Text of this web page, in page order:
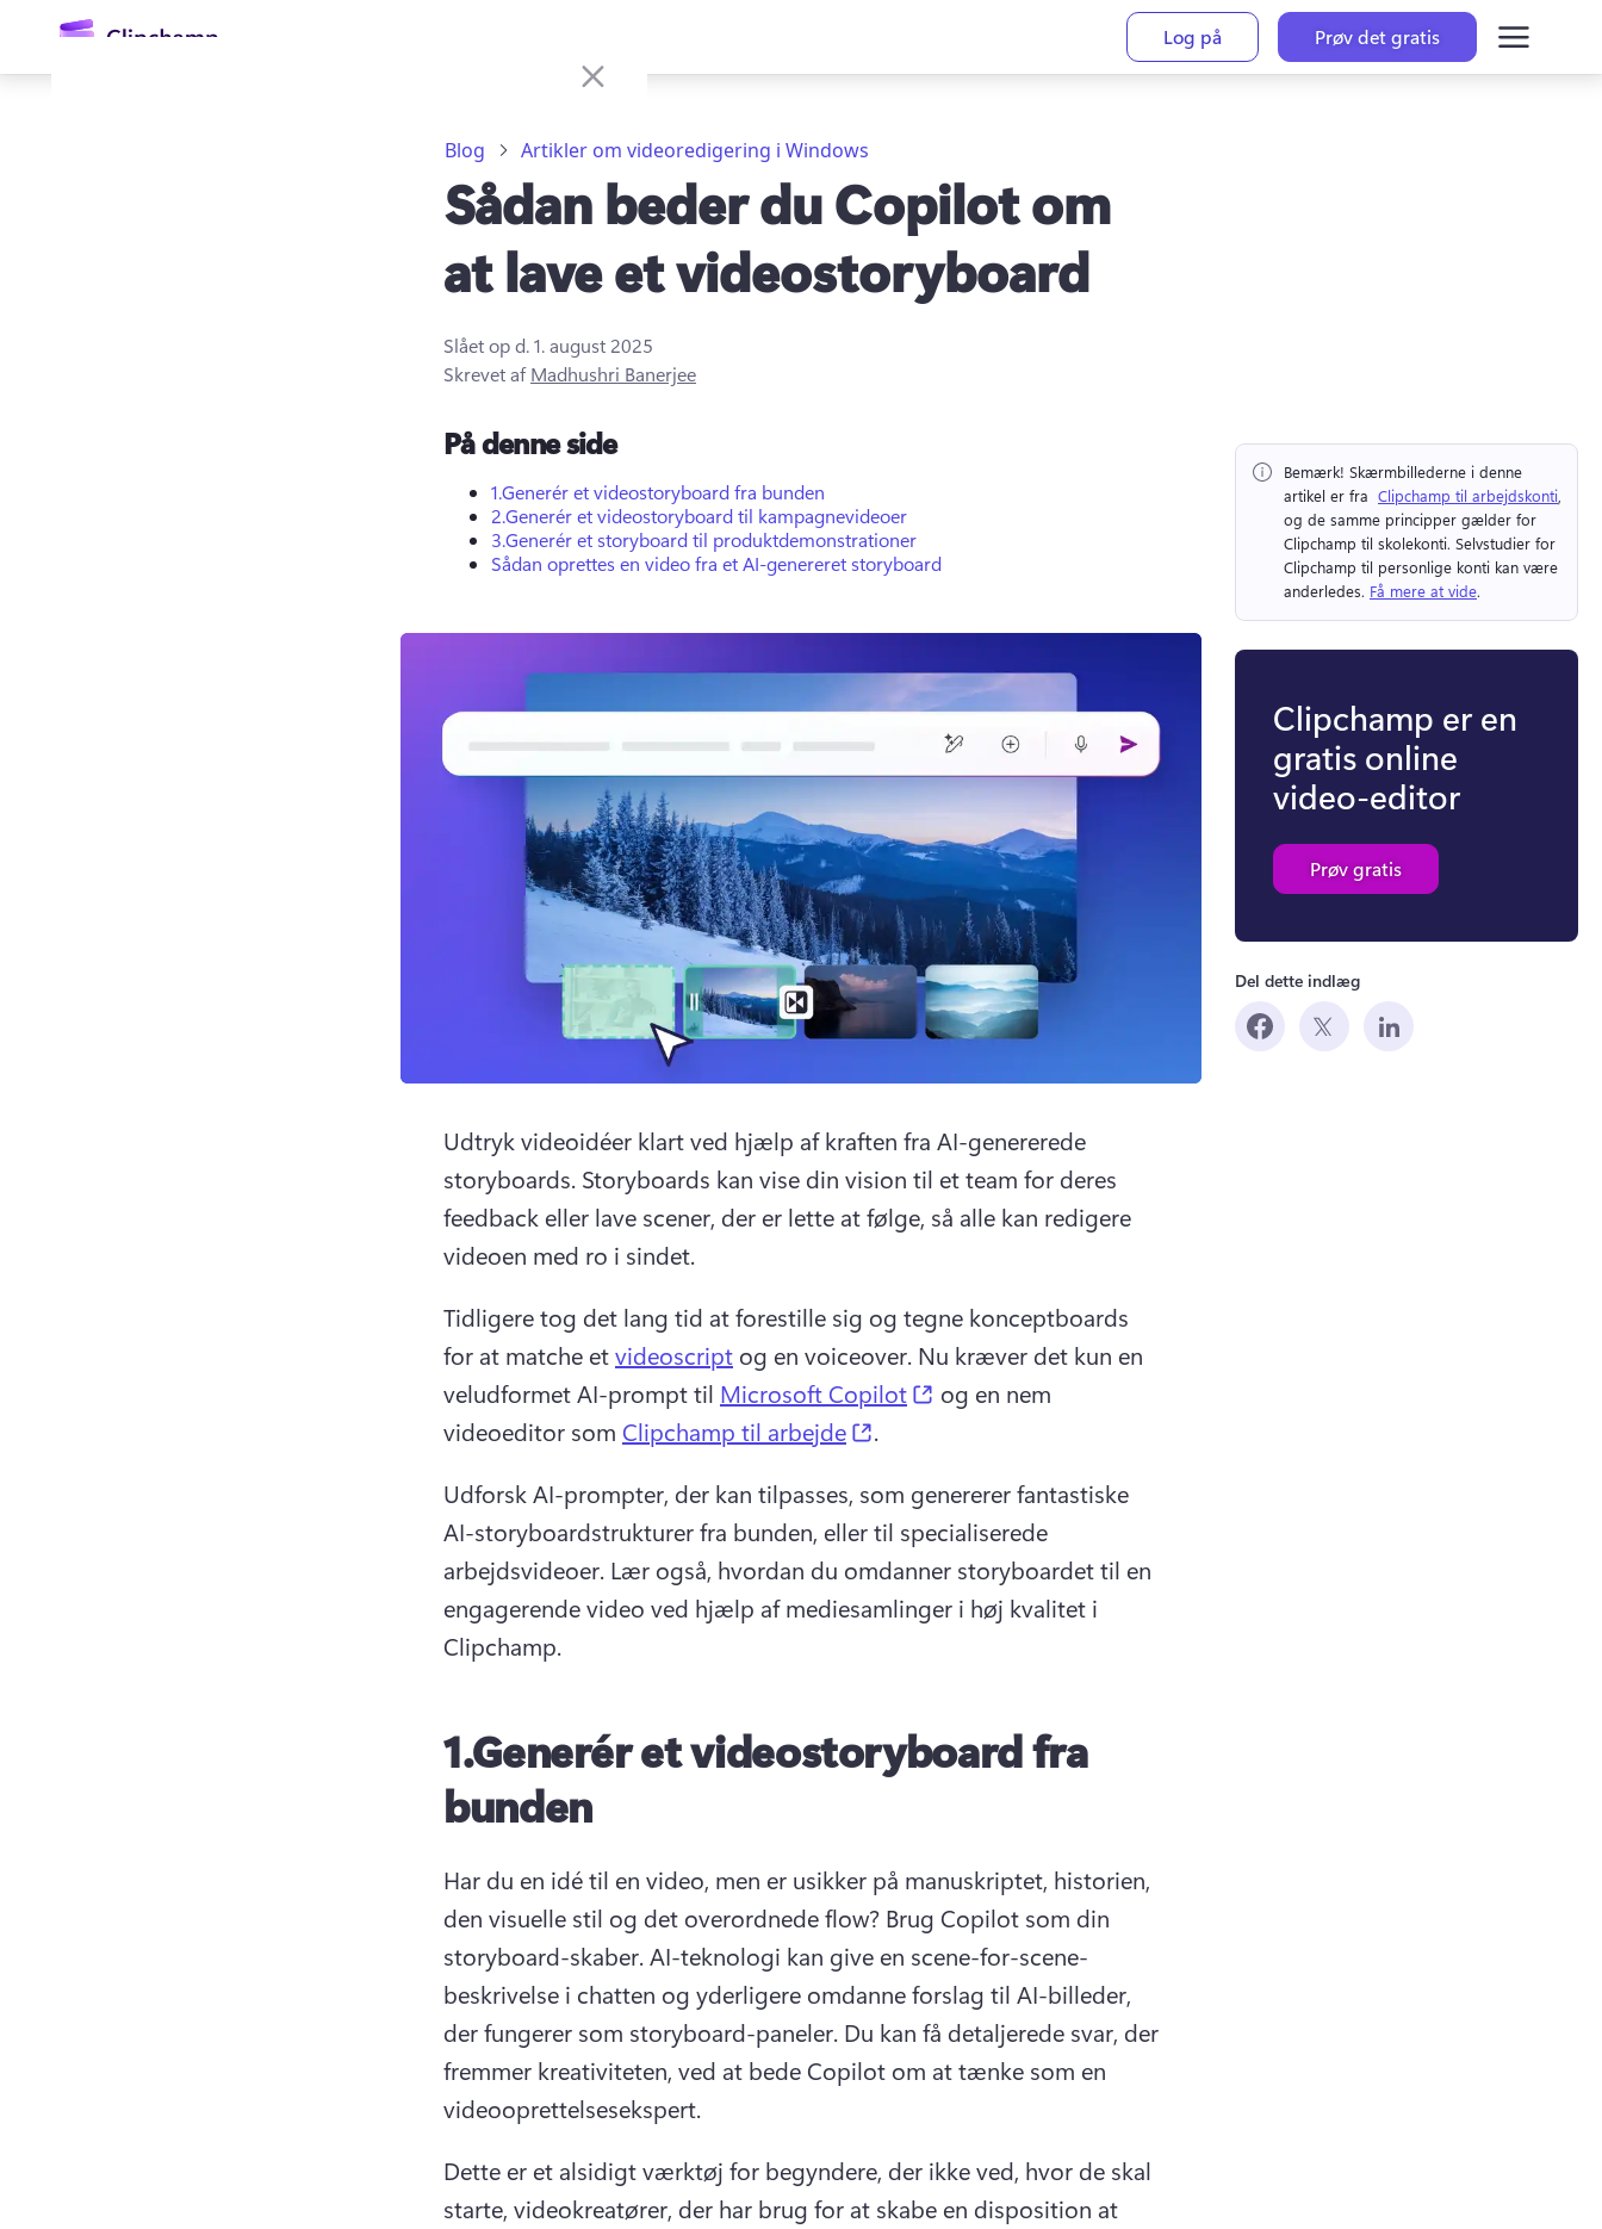
Log på
Prøv det gratis
Blog Artikler om videoredigering i Windows
Sådan beder du Copilot om
at lave et videostoryboard
Slået op d.1. august 2025
Skrevet afMadhushri Banerjee
På denne side
1.Generér et videostoryboard fra bunden
2.Generér et videostoryboard til kampagnevideoer
3.Generér et storyboard til produktdemonstrationer
Sådan oprettes en video fra et AI-genereret storyboard
Udtryk videoidéer klart ved hjælp af kraften fra AI-genererede
storyboards. Storyboards kan vise din vision til et team for deres
feedback eller lave scener, der er lette at følge, så alle kan redigere
videoen med ro i sindet.
Tidligere tog det lang tid at forestille sig og tegne konceptboards
for at matche et videoscript og en voiceover. Nu kræver det kun en
veludformet AI-prompt til Microsoft Copilot (opens in a new tab)
og en nem
videoeditor som Clipchamp til arbejde (opens in a new tab)
.
Udforsk AI-prompter, der kan tilpasses, som genererer fantastiske
AI-storyboardstrukturer fra bunden, eller til specialiserede
arbejdsvideoer. Lær også, hvordan du omdanner storyboardet til en
engagerende video ved hjælp af mediesamlinger i høj kvalitet i
Clipchamp.
1.Generér et videostoryboard fra
bunden
Har du en idé til en video, men er usikker på manuskriptet, historien,
den visuelle stil og det overordnede flow? Brug Copilot som din
storyboard-skaber. AI-teknologi kan give en scene-for-scene-
beskrivelse i chatten og yderligere omdanne forslag til AI-billeder,
der fungerer som storyboard-paneler. Du kan få detaljerede svar, der
fremmer kreativiteten, ved at bede Copilot om at tænke som en
videooprettelsesekspert.
Dette er et alsidigt værktøj for begyndere, der ikke ved, hvor de skal
starte, videokreatører, der har brug for at skabe en disposition at
Bemærk! Skærmbillederne i denne
artikel er fra ⁠ Clipchamp til arbejdskonti
og de samme principper gælder for
Clipchamp til skolekonti. Selvstudier for
Clipchamp til personlige konti kan være
anderledes. Få mere at vide.
Clipchamp er en
gratis online
video-editor
Prøv gratis
Del dette indlæg